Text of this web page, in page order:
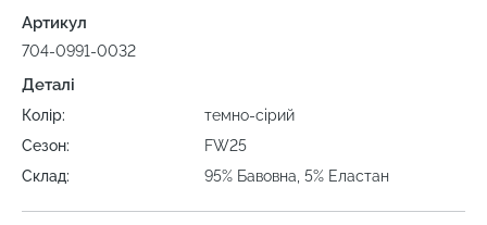
Артикул
704-0991-0032
Деталі
Колір:
темно-сірий
Сезон:
FW25
Склад:
95% Бавовна, 5% Еластан